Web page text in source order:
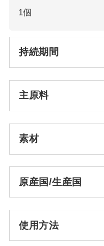
1個
持続期間
主原料
素材
原産国/生産国
使用方法